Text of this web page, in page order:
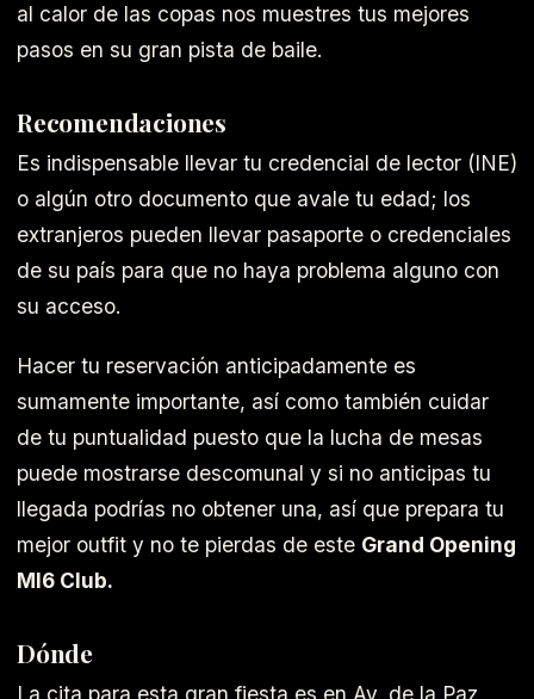
al calor de las copas nos muestres tus mejores
pasos en su gran pista de baile.
Recomendaciones
Es indispensable llevar tu credencial de lector (INE)
o algún otro documento que avale tu edad; los
extranjeros pueden llevar pasaporte o credenciales
de su país para que no haya problema alguno con
su acceso.
Hacer tu reservación anticipadamente es
sumamente importante, así como también cuidar
de tu puntualidad puesto que la lucha de mesas
puede mostrarse descomunal y si no anticipas tu
llegada podrías no obtener una, así que prepara tu
mejor outfit y no te pierdas de este Grand Opening
MI6 Club.
Dónde
La cita para esta gran fiesta es en Av. de la Paz